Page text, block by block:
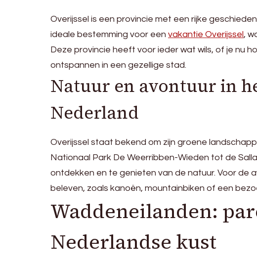
Overijssel is een provincie met een rijke
ideale bestemming voor een vakantie Overijssel,
Deze provincie heeft voor ieder wat wils, of je nu
ontspannen in een gezellige stad.
Natuur en avontuur in
Nederland
Overijssel staat bekend om zijn groene
Nationaal Park De Weerribben-Wieden tot de
ontdekken en te genieten van de natuur. Voor de
beleven, zoals kanoën, mountainbiken of een
Waddeneilanden:
Nederlandse kust